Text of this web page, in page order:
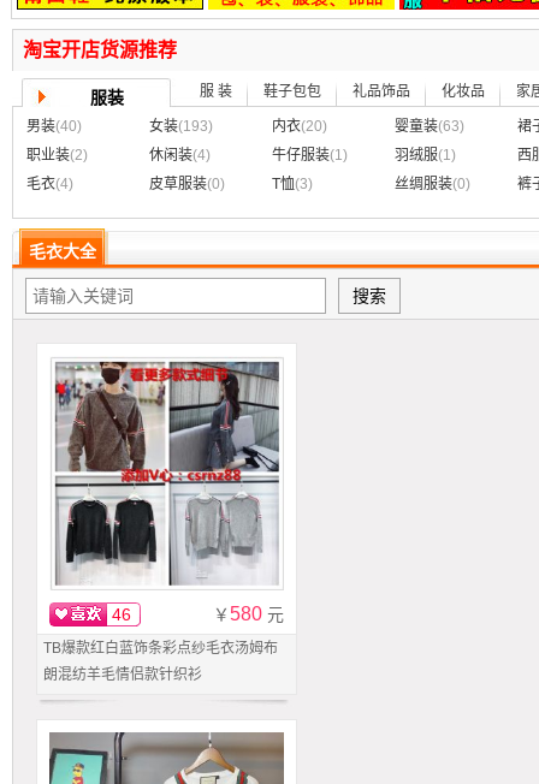
淘宝开店货源推荐
服装 服 装 鞋子包包 礼品饰品 化妆品 家
男装(40) 女装(193) 内衣(20) 婴童装(63)
裙
职业装(2) 休闲装(4) 牛仔服装(1) 羽绒服(1)
西
毛衣(4) 皮草服装(0) T恤(3) 丝绸服装(0) 裤
毛衣大全
46 ￥580 元
TB爆款红白蓝饰条彩点纱毛衣汤姆布
朗混纺羊毛情侣款针织衫